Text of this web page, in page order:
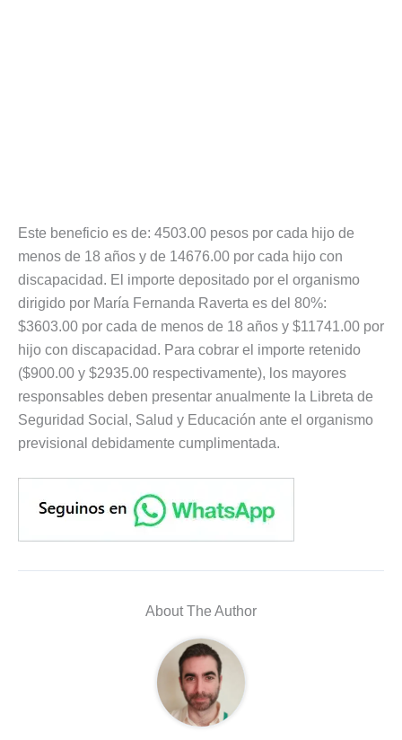
Este beneficio es de: 4503.00 pesos por cada hijo de
menos de 18 años y de 14676.00 por cada hijo con
discapacidad. El importe depositado por el organismo
dirigido por María Fernanda Raverta es del 80%:
$3603.00 por cada de menos de 18 años y $11741.00 por
hijo con discapacidad. Para cobrar el importe retenido
($900.00 y $2935.00 respectivamente), los mayores
responsables deben presentar anualmente la Libreta de
Seguridad Social, Salud y Educación ante el organismo
previsional debidamente cumplimentada.
About The Author